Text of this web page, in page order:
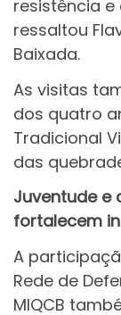
resistência e
ressaltou
Baixada.
As visitas
dos quatro
Tradicional
das
Juventude e
fortalecem
A
Rede de
MIQCB